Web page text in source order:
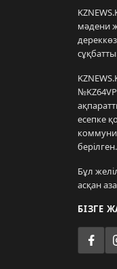
мәдени
есепке
берілген.
Бұл
асқан
БІЗГЕ